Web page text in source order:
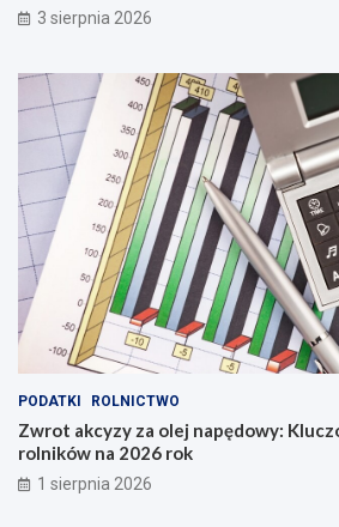
3 sierpnia 2026
PODATKI ROLNICTWO
Zwrot akcyzy za olej napędowy:
rolników na 2026 rok
1 sierpnia 2026